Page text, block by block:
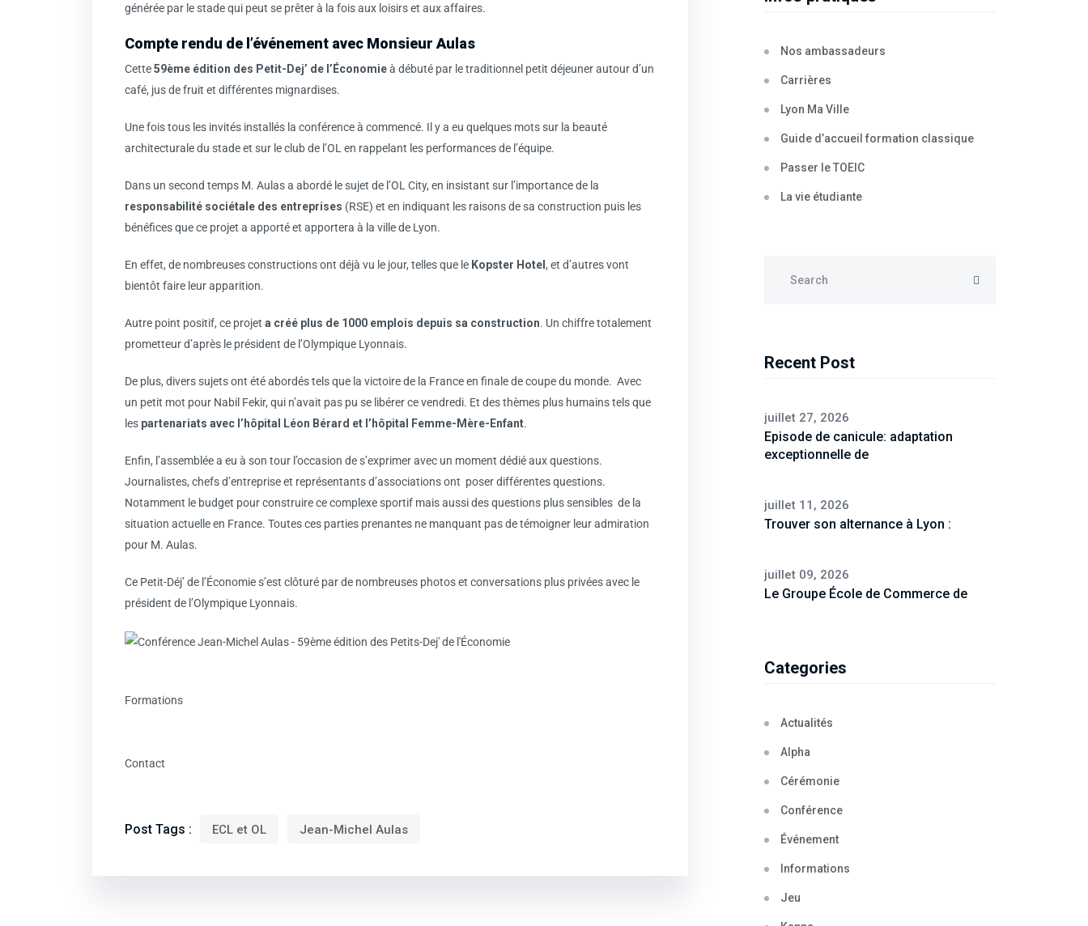
générée par le stade qui peut se prêter à la fois aux loisirs et aux affaires.
Compte rendu de l’événement avec Monsieur Aulas
Cette59ème édition des Petit-Dej’ de l’Économieà débuté par le traditionnel petit déjeuner autour d’un
café, jus de fruit et différentes mignardises.
Une fois tous les invités installés la conférence à commencé. Il y a eu quelques mots sur la beauté
architecturale du stade et sur le club de l’OL en rappelant les performances de l’équipe.
Dans un second temps M. Aulas a abordé le sujet de l’OL City, en insistant sur l’importance de la
responsabilité sociétale des entreprises (RSE) et en indiquant les raisons de sa construction puis les
bénéfices que ce projet a apporté et apportera à la ville de Lyon.
En effet, de nombreuses constructions ont déjà vu le jour, telles que le Kopster Hotel , et d’autres vont
bientôt faire leur apparition.
Autre point positif, ce projet a créé plus de 1000 emplois depuis sa construction. Un chiffre totalement
prometteur d’après le président de l’Olympique Lyonnais.
De plus, divers sujets ont été abordés tels que la victoire de la France en finale de coupe du monde. Avec
un petit mot pour Nabil Fekir, qui n’avait pas pu se libérer ce vendredi. Et des thèmes plus humains tels que
les partenariats avec l’hôpital Léon Bérard et l’hôpital Femme-Mère-Enfant.
Enfin, l’assemblée a eu à son tour l’occasion de s’exprimer avec un moment dédié aux questions.
Journalistes, chefs d’entreprise et représentants d’associations ont poser différentes questions.
Notamment le budget pour construire ce complexe sportif mais aussi des questions plus sensibles de la
situation actuelle en France. Toutes ces parties prenantes ne manquant pas de témoigner leur admiration
pour M. Aulas.
Ce Petit-Déj’ de l’Économie s’est clôturé par de nombreuses photos et conversations plus privées avec le
président de l’Olympique Lyonnais.
Formations
Contact
Post Tags : ECL et OL Jean-Michel Aulas
Nos ambassadeurs
Carrières
Lyon Ma Ville
Guide d’accueil formation classique
Passer le TOEIC
La vie étudiante
Recent Post
juillet 27, 2026
Episode de canicule: adaptation
exceptionnelle de
juillet 11, 2026
Trouver son alternance à Lyon :
juillet 09, 2026
Le Groupe École de Commerce de
Categories
Actualités
Alpha
Cérémonie
Conférence
Événement
Informations
Jeu